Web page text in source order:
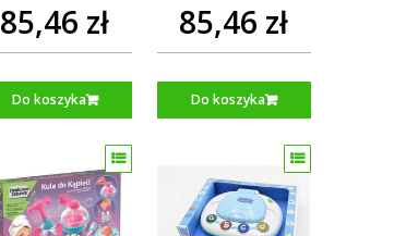
85,46 zł
Do koszyka
85,46 zł
Do koszyka